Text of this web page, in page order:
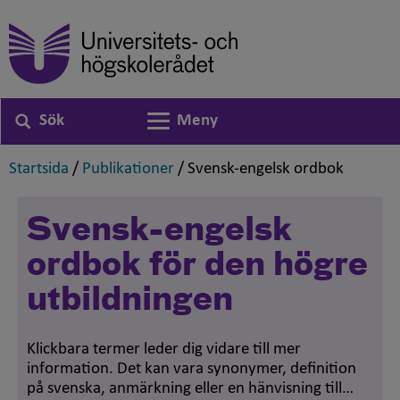
Sök
Växla navigering
Meny
Startsida ,
/ Publikationer ,
/ Svensk-engelsk ordbok
Svensk-engelsk
ordbok för den högre
utbildningen
Klickbara termer leder dig vidare till mer
information. Det kan vara synonymer, definition
på svenska, anmärkning eller en hänvisning till